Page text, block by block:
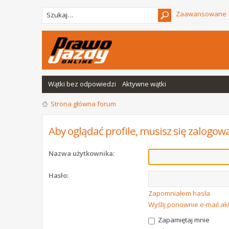
Zaawansowane
Wątki bez odpowiedzi Aktywne wątki
Strona główna forum
Aby oglądać profile, musisz się
Nazwa użytkownika:
Hasło:
Zapomniałem hasła
Wyślij ponownie e-mail
Zapamiętaj mnie